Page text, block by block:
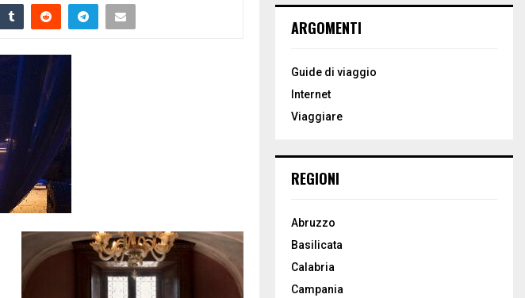
h
o
:
ARGOMENTI
Guide di viaggio
Internet
Viaggiare
REGIONI
Abruzzo
Basilicata
Calabria
Campania